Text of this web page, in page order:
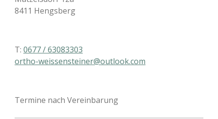
8411 Hengsberg
T: 0677 / 63083303
ortho-weissensteiner@outlook.com
Termine nach Vereinbarung